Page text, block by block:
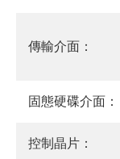
傳輸介面：
固態硬碟介面：
控制晶片：